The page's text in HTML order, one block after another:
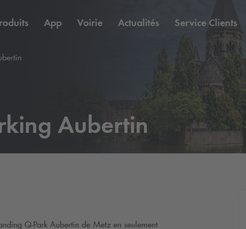
App Voirie Actualités Service Clients
Aubertin
Q-Park Aubertin de Metz en seulement